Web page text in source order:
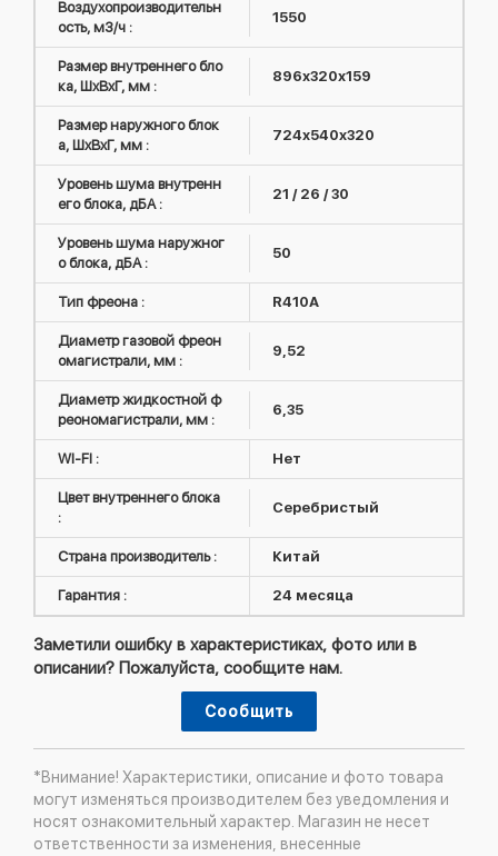
Воздухопроизводительн
ость, м3/ч :
1550
Размер внутреннего бло
ка, ШxВxГ, мм :
896х320х159
Размер наружного блок
а, ШxВxГ, мм :
724х540х320
Уровень шума внутренн
его блока, дБА :
21 / 26 / 30
Уровень шума наружног
о блока, дБА :
50
Тип фреона : R410А
Диаметр газовой фреон
омагистрали, мм :
9,52
Диаметр жидкостной ф
реономагистрали, мм :
6,35
WI-FI : Нет
Цвет внутреннего блока
:
Серебристый
Страна производитель : Китай
Гарантия : 24 месяца
Заметили ошибку в характеристиках, фото или в
описании? Пожалуйста, сообщите нам.
Сообщить
*Внимание! Характеристики, описание и фото товара
могут изменяться производителем без уведомления и
носят ознакомительный характер. Магазин не несет
ответственности за изменения, внесенные